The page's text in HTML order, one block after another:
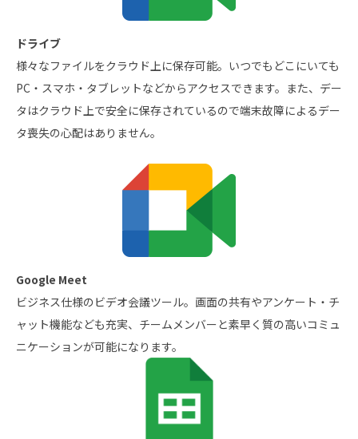
ドライブ
様々なファイルをクラウド上に保存可能。いつでもどこにいても
PC・スマホ・タブレットなどからアクセスできます。また、デー
タはクラウド上で安全に保存されているので端末故障によるデー
タ喪失の心配はありません。
Google Meet
ビジネス仕様のビデオ会議ツール。画面の共有やアンケート・チ
ャット機能なども充実、チームメンバーと素早く質の高いコミュ
ニケーションが可能になります。